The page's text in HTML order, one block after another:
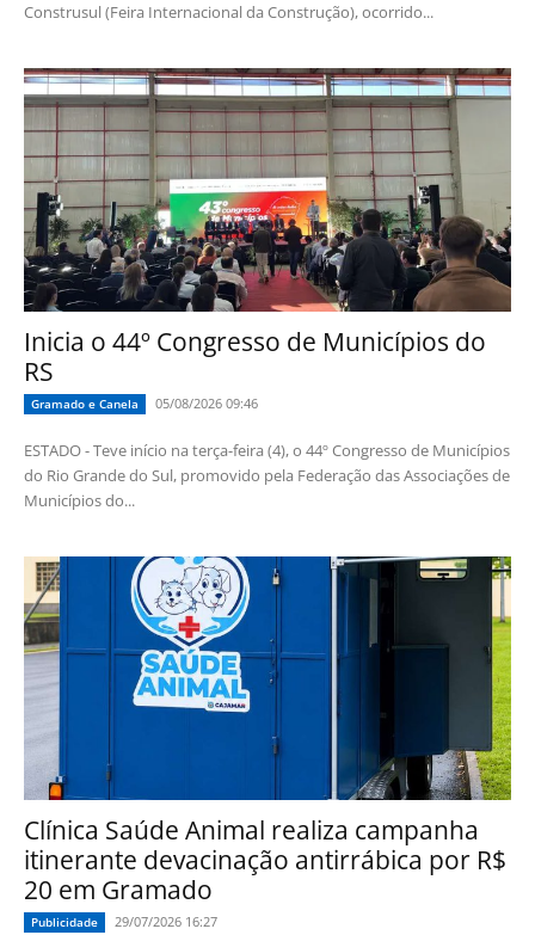
Construsul (Feira Internacional da Construção), ocorrido...
Inicia o 44º Congresso de Municípios do
RS
Gramado e Canela 05/08/2026 09:46
ESTADO - Teve início na terça-feira (4), o 44º Congresso de Municípios
do Rio Grande do Sul, promovido pela Federação das Associações de
Municípios do...
Clínica Saúde Animal realiza campanha
itinerante devacinação antirrábica por R$
20 em Gramado
Publicidade 29/07/2026 16:27